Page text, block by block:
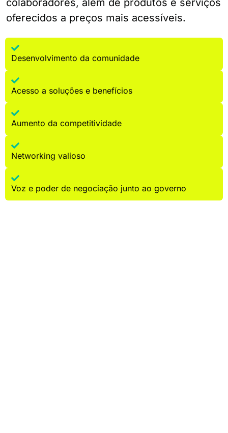
colaboradores, além de produtos e serviços
oferecidos a preços mais acessíveis.
Desenvolvimento da comunidade
Acesso a soluções e benefícios
Aumento da competitividade
Networking valioso
Voz e poder de negociação junto ao governo